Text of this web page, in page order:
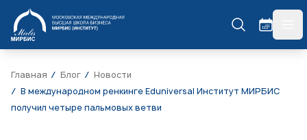
МИРБИС
Главная Блог
Новости
В международном ренкинге Eduniversal Институт МИРБИС
получил четыре пальмовых ветви